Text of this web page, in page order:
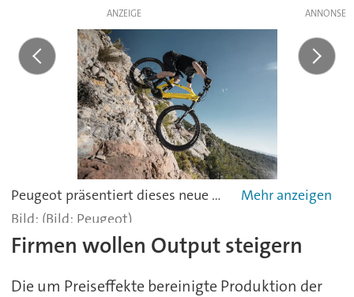
ANZEIGE
Peugeot präsentiert dieses neue E-Mountainbike auf dem Genfer Autosalon. -
(Bild: Peugeot)
Firmen wollen Output steigern
Die um Preiseffekte bereinigte Produktion der